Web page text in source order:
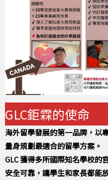
GLC鉅霖的使命
海外留學發展的第一品牌，以
量身規劃最適合的留學方案。
GLC 獲得多所國際知名學校的
安全可靠，讓學生和家長都能